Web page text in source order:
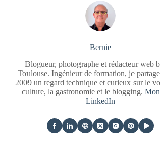
Bernie
Blogueur, photographe et rédacteur web
Toulouse. Ingénieur de formation, je
2009 un regard technique et curieux sur le
culture, la gastronomie et le blogging.
LinkedIn